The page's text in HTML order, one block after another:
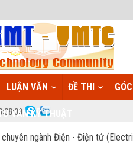
LUẬN VĂN ĐỀ THI
VẤN KỸ THUẬT
:38:10
chuyên ngành Điện - Điện tử